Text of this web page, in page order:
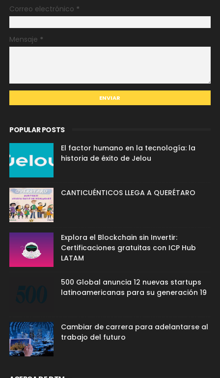
Correo electrónico *
Mensaje *
POPULAR POSTS
El factor humano en la tecnología: la
historia de éxito de Jelou
CANTICUÉNTICOS LLEGA A QUERÉTARO
Explora el Blockchain sin Invertir:
Certificaciones gratuitas con ICP Hub
LATAM
500 Global anuncia 12 nuevas startups
latinoamericanas para su generación 19
Cambiar de carrera para adelantarse al
trabajo del futuro